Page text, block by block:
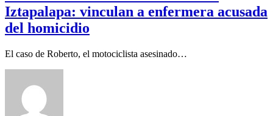
Iztapalapa: vinculan a enfermera acusada
del homicidio
El caso de Roberto, el motociclista asesinado…